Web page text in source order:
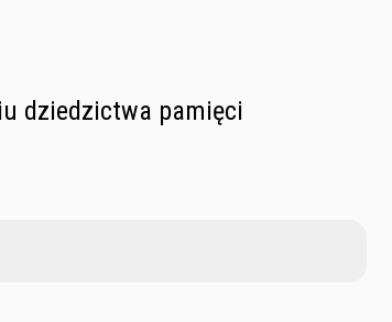
dziedzictwa pamięci